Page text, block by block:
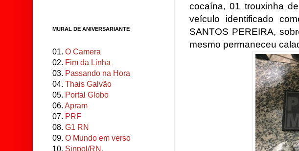
cocaína, 01 trouxinha
veículo identificado
SANTOS PEREIRA,
mesmo permaneceu
MURAL DE ANIVERSARIANTE
01. O Camera
02. Fim da Linha
03. Passando na Hora
04. Thais Galvão
05. Portal Globo
06. Apram
07. PRF
08. G1 RN
09. O Mundo em verso
10. Sinpol/RN.